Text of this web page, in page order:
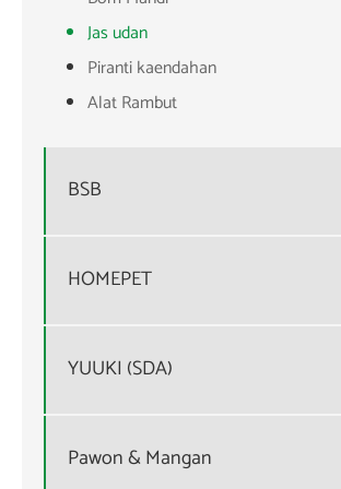
Jas udan
Piranti kaendahan
Alat Rambut
BSB
HOMEPET
YUUKI (SDA)
Pawon & Mangan